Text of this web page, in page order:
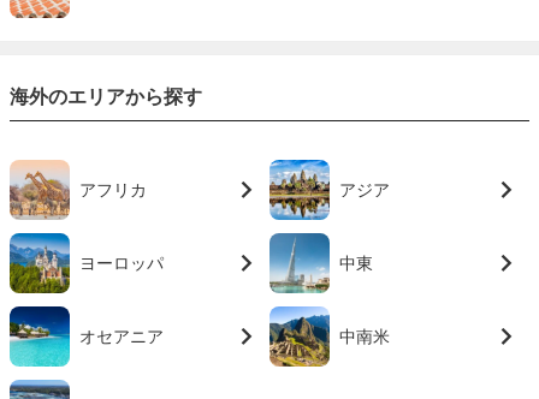
海外のエリアから探す
アフリカ アジア
ヨーロッパ 中東
オセアニア 中南米